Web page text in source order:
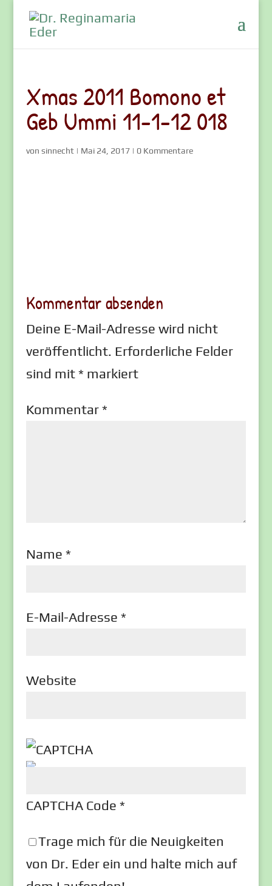
Xmas 2011 Bomono et
Geb Ummi 11-1-12 018
von sinnecht| Mai 24, 2017| 0 Kommentare
Kommentar absenden
Deine E-Mail-Adresse wird nicht
veröffentlicht. Erforderliche Felder
sind mit* markiert
Kommentar*
Name *
E-Mail-Adresse *
Website
CAPTCHA Code *
Trage mich für die Neuigkeiten
von Dr. Eder ein und halte mich auf